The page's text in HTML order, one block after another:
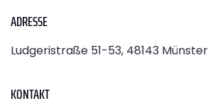
ADRESSE
Ludgeristraße 51-53, 48143 Münster
KONTAKT